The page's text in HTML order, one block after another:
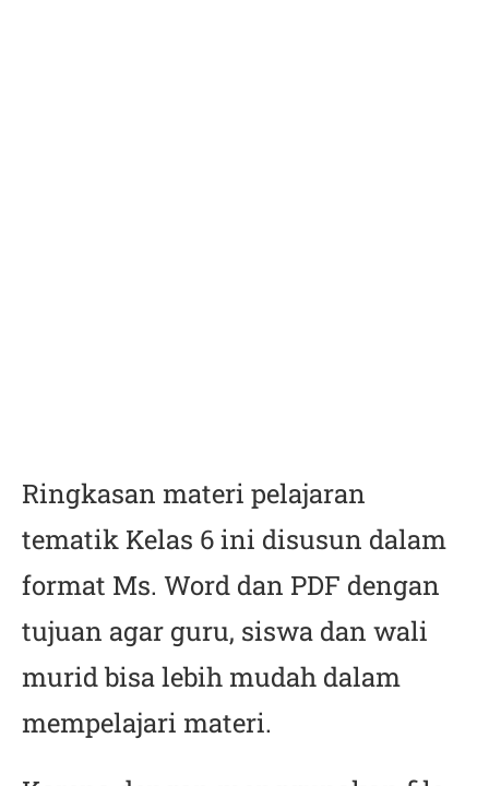
Ringkasan materi pelajaran
tematik Kelas 6 ini disusun dalam
format Ms. Word dan PDF dengan
tujuan agar guru, siswa dan wali
murid bisa lebih mudah dalam
mempelajari materi.